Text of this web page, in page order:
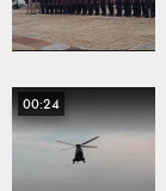
00:24